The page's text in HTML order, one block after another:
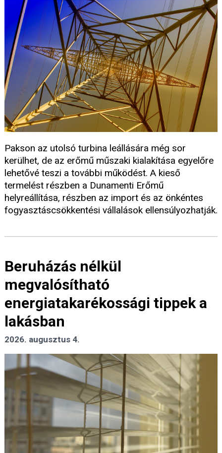
Pakson az utolsó turbina leállására még sor
kerülhet, de az erőmű műszaki kialakítása egyelőre
lehetővé teszi a további működést. A kieső
termelést részben a Dunamenti Erőmű
helyreállítása, részben az import és az önkéntes
fogyasztáscsökkentési vállalások ellensúlyozhatják.
Beruházás nélkül
megvalósítható
energiatakarékossági tippek a
lakásban
2026. augusztus 4.